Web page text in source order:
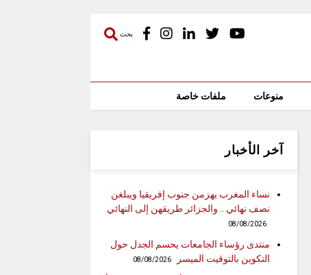
بحث
منوعات ملفات خاصة
آخر الأخبار
نساء المغرب يهزمن جنوب إفريقيا ويبلغن
نصف نهائي .. والجزائر طريقهن إلى النهائي
08/08/2026
منتدى رؤساء الجامعات يحسم الجدل حول
التكوين بالتوقيت الميسر
08/08/2026